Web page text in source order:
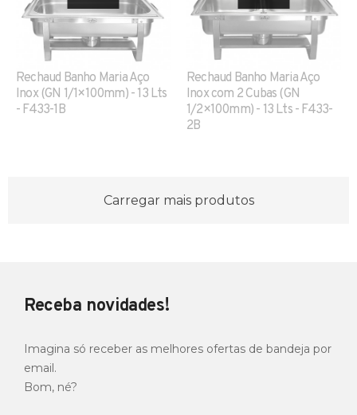
Rechaud Banho Maria Aço
Inox (GN 1/1×100mm) - 13 Lts
- F433-1B
Rechaud Banho Maria Aço
Inox com 2 Cubas (GN
1/2×100mm) - 13 Lts - F433-
2B
Carregar mais produtos
Receba novidades!
Imagina só receber as melhores ofertas de bandeja por
email.
Bom, né?